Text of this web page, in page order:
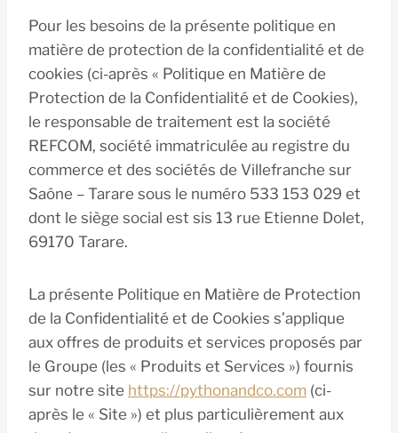
Pour les besoins de la présente politique en
matière de protection de la confidentialité et de
cookies (ci-après « Politique en Matière de
Protection de la Confidentialité et de Cookies),
le responsable de traitement est la société
REFCOM, société immatriculée au registre du
commerce et des sociétés de Villefranche sur
Saône – Tarare sous le numéro 533 153 029 et
dont le siège social est sis 13 rue Etienne Dolet,
69170 Tarare.
La présente Politique en Matière de Protection
de la Confidentialité et de Cookies s’applique
aux offres de produits et services proposés par
le Groupe (les « Produits et Services ») fournis
sur notre site https://pythonandco.com (ci-
après le « Site ») et plus particulièrement aux